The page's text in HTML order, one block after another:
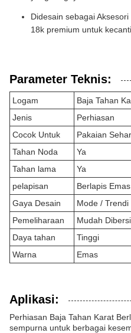
Didesain sebagai
18k premium untuk
Parameter Teknis:
Logam
Baja Tahan
Jenis
Perhiasan
Cocok Untuk
Pakaian
Tahan Noda
Ya
Tahan lama
Ya
pelapisan
Berlapis
Gaya Desain
Mode / Trendi
Pemeliharaan
Mudah
Daya tahan
Tinggi
Warna
Emas
Aplikasi:
Perhiasan Baja Tahan Karat
sempurna untuk berbagai